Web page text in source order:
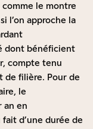
le montre
l’on approche la
dont bénéficient
compte tenu
de filière. Pour de
le
an en
d’une durée de